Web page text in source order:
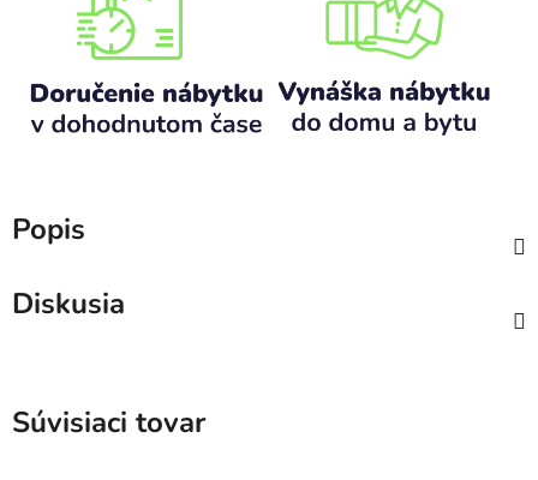
Popis
Diskusia
Súvisiaci tovar